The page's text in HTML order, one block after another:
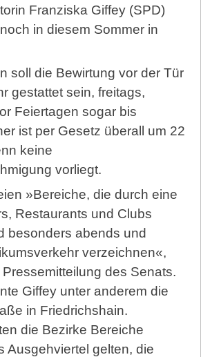
Franziska Giffey (SPD)
in diesem Sommer in
soll die Bewirtung vor der Tür
gestattet sein, freitags,
Feiertagen sogar bis
ist per Gesetz überall um 22
keine
vorliegt.
»Bereiche, die durch eine
Restaurants und Clubs
besonders abends und
verzeichnen«,
des Senats.
Giffey unter anderem die
in Friedrichshain.
die Bezirke Bereiche
Ausgehviertel gelten, die